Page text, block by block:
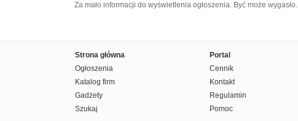
Za mało informacji do wyświetlenia ogłoszenia. Być może wygasło.
Strona główna
Ogłoszenia
Katalog firm
Gadżety
Szukaj
Portal
Cennik
Kontakt
Regulamin
Pomoc